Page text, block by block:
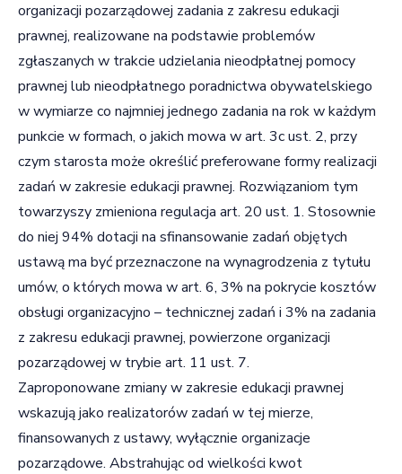
organizacji pozarządowej zadania z zakresu edukacji
prawnej, realizowane na podstawie problemów
zgłaszanych w trakcie udzielania nieodpłatnej pomocy
prawnej lub nieodpłatnego poradnictwa obywatelskiego
w wymiarze co najmniej jednego zadania na rok w każdym
punkcie w formach, o jakich mowa w art. 3c ust. 2, przy
czym starosta może określić preferowane formy realizacji
zadań w zakresie edukacji prawnej. Rozwiązaniom tym
towarzyszy zmieniona regulacja art. 20 ust. 1. Stosownie
do niej 94% dotacji na sfinansowanie zadań objętych
ustawą ma być przeznaczone na wynagrodzenia z tytułu
umów, o których mowa w art. 6, 3% na pokrycie kosztów
obsługi organizacyjno – technicznej zadań i 3% na zadania
z zakresu edukacji prawnej, powierzone organizacji
pozarządowej w trybie art. 11 ust. 7.
Zaproponowane zmiany w zakresie edukacji prawnej
wskazują jako realizatorów zadań w tej mierze,
finansowanych z ustawy, wyłącznie organizacje
pozarządowe. Abstrahując od wielkości kwot